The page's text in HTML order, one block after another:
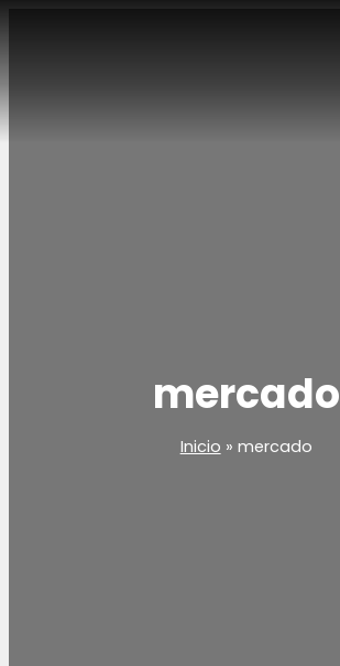
mercado
Inicio mercado